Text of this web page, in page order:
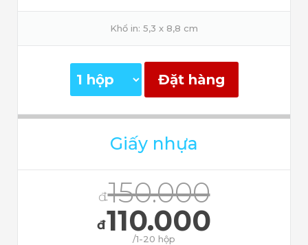
Khổ in: 5,3 x 8,8 cm
Đặt hàng
Giấy nhựa
đ150.000
đ110.000
/1-20 hộp